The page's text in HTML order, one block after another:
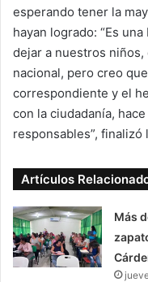
esperando tener la
hayan logrado: “Es
dejar a nuestros
nacional, pero creo
correspondiente y el
con la ciudadanía,
responsables”, finalizó
Artículos
Más